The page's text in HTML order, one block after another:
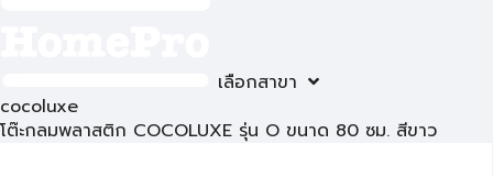
เลือกสาขา
cocoluxe
โต๊ะกลมพลาสติก COCOLUXE รุ่น O ขนาด 80 ซม. สีขาว